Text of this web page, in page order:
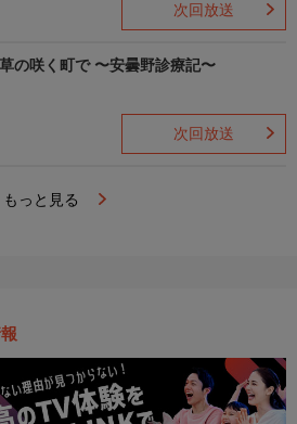
次回放送
の咲く町で 〜安曇野診療記〜
次回放送
もっと見る